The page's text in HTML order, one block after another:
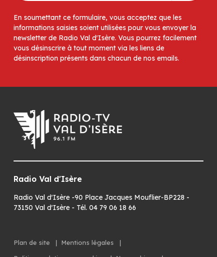
En soumettant ce formulaire, vous acceptez que les
informations saisies soient utilisées pour vous envoyer la
newsletter de Radio Val d'Isère. Vous pourrez facilement
vous désinscrire à tout moment via les liens de
désinscription présents dans chacun de nos emails.
Radio Val d'Isère
Radio Val d'Isère -90 Place Jacques Mouflier-BP228 -
73150 Val d'Isère - Tél. 04 79 06 18 66
Plan de site | Mentions légales
|